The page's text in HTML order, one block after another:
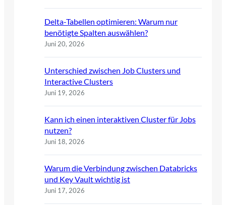
Delta-Tabellen optimieren: Warum nur
benötigte Spalten auswählen?
Juni 20, 2026
Unterschied zwischen Job Clusters und
Interactive Clusters
Juni 19, 2026
Kann ich einen interaktiven Cluster für Jobs
nutzen?
Juni 18, 2026
Warum die Verbindung zwischen Databricks
und Key Vault wichtig ist
Juni 17, 2026